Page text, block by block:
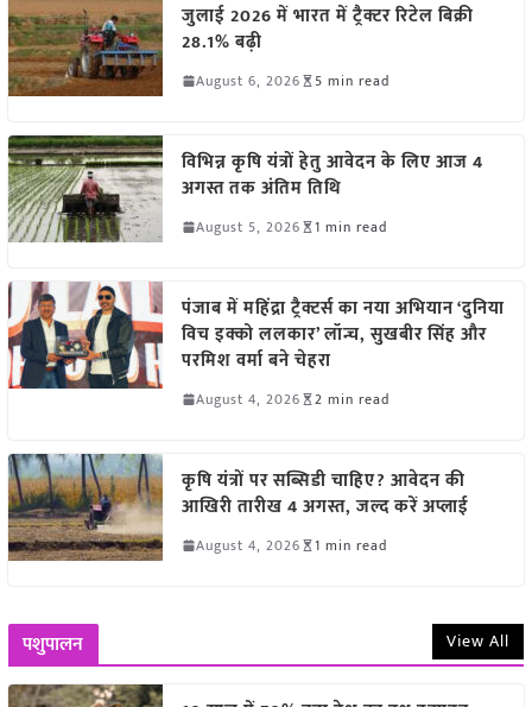
जुलाई 2026 में भारत में ट्रैक्टर रिटेल बिक्री
28.1% बढ़ी
August 6, 2026 5 min read
विभिन्न कृषि यंत्रों हेतु आवेदन के लिए आज 4
अगस्त तक अंतिम तिथि
August 5, 2026 1 min read
पंजाब में महिंद्रा ट्रैक्टर्स का नया अभियान ‘दुनिया
विच इक्को ललकार’ लॉन्च, सुखबीर सिंह और
परमिश वर्मा बने चेहरा
August 4, 2026 2 min read
कृषि यंत्रों पर सब्सिडी चाहिए? आवेदन की
आखिरी तारीख 4 अगस्त, जल्द करें अप्लाई
August 4, 2026 1 min read
पशुपालन View All